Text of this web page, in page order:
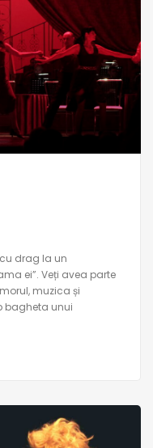
cu drag la un
ei”. Veți avea parte
muzica și
bagheta unui